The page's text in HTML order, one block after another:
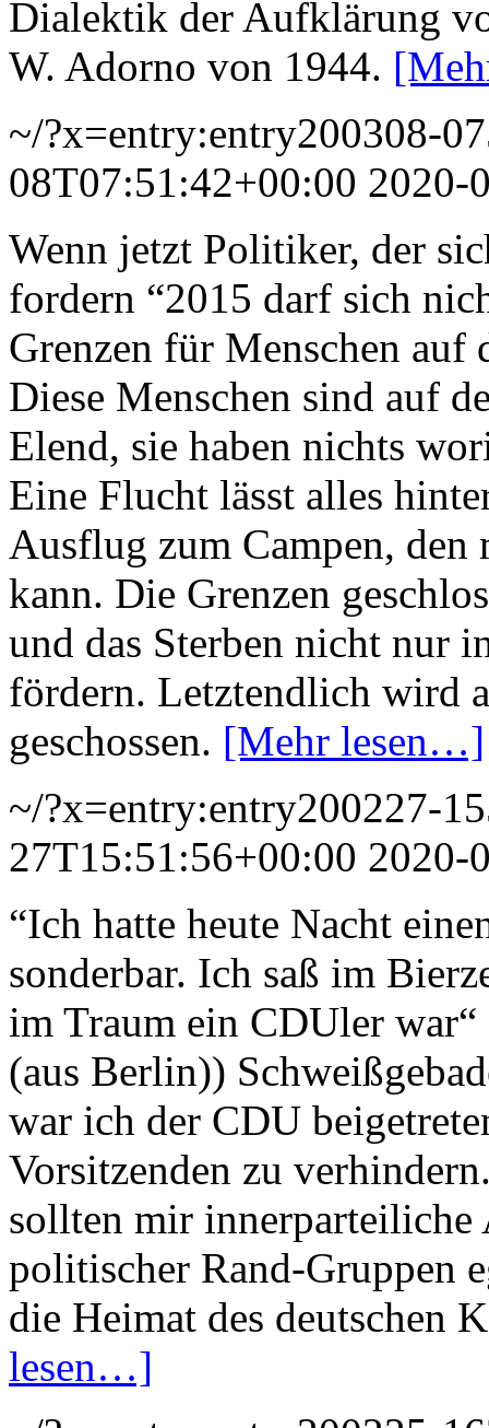
Dialektik der Aufklärung
W. Adorno von 1944.
~/?x=entry:entry200308-
08T07:51:42+00:00 2020-
Wenn jetzt Politiker, der
fordern “2015 darf sich
Grenzen für Menschen auf
Diese Menschen sind auf
Elend, sie haben nichts
Eine Flucht lässt alles
Ausflug zum Campen, den
kann. Die Grenzen
und das Sterben nicht nur
fördern. Letztendlich wird
geschossen. [Mehr lesen…]
~/?x=entry:entry200227-
27T15:51:56+00:00 2020-
“Ich hatte heute Nacht
sonderbar. Ich saß im
im Traum ein CDUler
(aus Berlin))
war ich der CDU
Vorsitzenden zu
sollten mir innerparteiliche
politischer Rand-Gruppen
die Heimat des deutschen
lesen…]